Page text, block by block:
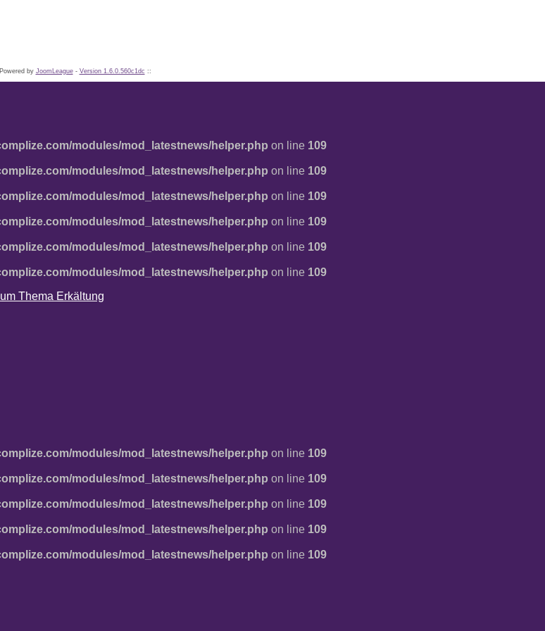
by JoomLeague- Version 1.6.0.560c1dc ::
modules/mod_latestnews/helper.php on line 109
modules/mod_latestnews/helper.php on line 109
modules/mod_latestnews/helper.php on line 109
modules/mod_latestnews/helper.php on line 109
modules/mod_latestnews/helper.php on line 109
modules/mod_latestnews/helper.php on line 109
Thema Erkältung
modules/mod_latestnews/helper.php on line 109
modules/mod_latestnews/helper.php on line 109
modules/mod_latestnews/helper.php on line 109
modules/mod_latestnews/helper.php on line 109
modules/mod_latestnews/helper.php on line 109